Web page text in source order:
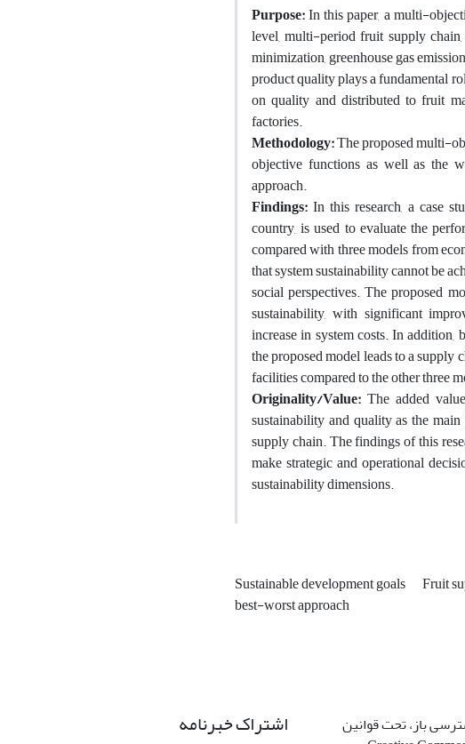
Purpose:In this paper, a multi-
level, multi-period fruit supply
minimization, greenhouse gas
product quality plays a fundamental
on quality and distributed to fruit
factories.
Methodology:The proposed multi-
objective functions as well as the
approach.
Findings: In this research, a case
country, is used to evaluate the
compared with three models from
that system sustainability cannot be
social perspectives. The proposed
sustainability, with significant
increase in system costs. In addition,
the proposed model leads to a
facilities compared to the other three
Originality/Value: The added
sustainability and quality as the
supply chain. The findings of this
make strategic and operational
sustainability dimensions.
Sustainable development goals Fruit
best-worst approach
باز، تحت قوانین
اشتراک خبرنامه